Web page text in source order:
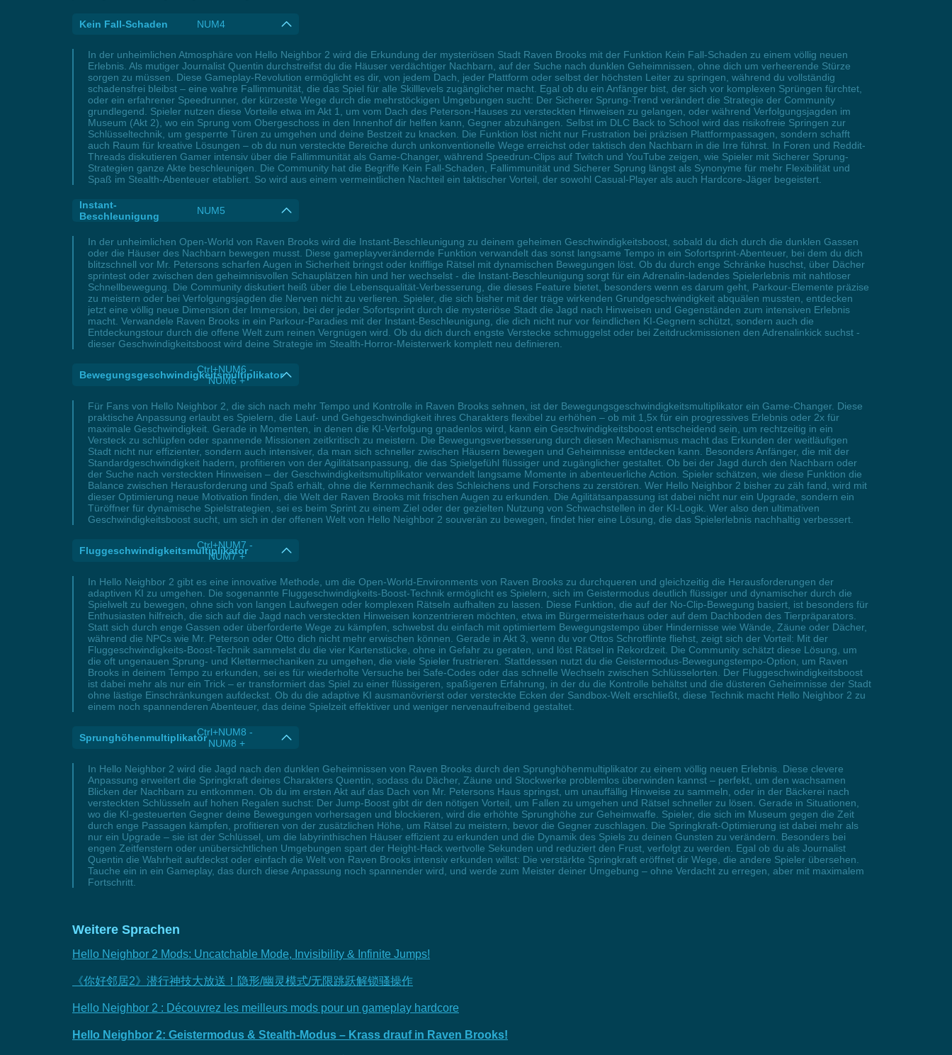
Kein Fall-Schaden NUM4
In der unheimlichen Atmosphäre von Hello Neighbor 2 wird die Erkundung der mysteriösen Stadt Raven Brooks mit der Funktion Kein Fall-Schaden zu einem völlig neuen
Erlebnis. Als mutiger Journalist Quentin durchstreifst du die Häuser verdächtiger Nachbarn, auf der Suche nach dunklen Geheimnissen, ohne dich um verheerende Stürze
sorgen zu müssen. Diese Gameplay-Revolution ermöglicht es dir, von jedem Dach, jeder Plattform oder selbst der höchsten Leiter zu springen, während du vollständig
schadensfrei bleibst – eine wahre Fallimmunität, die das Spiel für alle Skilllevels zugänglicher macht. Egal ob du ein Anfänger bist, der sich vor komplexen Sprüngen fürchtet,
oder ein erfahrener Speedrunner, der kürzeste Wege durch die mehrstöckigen Umgebungen sucht: Der Sicherer Sprung-Trend verändert die Strategie der Community
grundlegend. Spieler nutzen diese Vorteile etwa im Akt 1, um vom Dach des Peterson-Hauses zu versteckten Hinweisen zu gelangen, oder während Verfolgungsjagden im
Museum (Akt 2), wo ein Sprung vom Obergeschoss in den Innenhof dir helfen kann, Gegner abzuhängen. Selbst im DLC Back to School wird das risikofreie Springen zur
Schlüsseltechnik, um gesperrte Türen zu umgehen und deine Bestzeit zu knacken. Die Funktion löst nicht nur Frustration bei präzisen Plattformpassagen, sondern schafft
auch Raum für kreative Lösungen – ob du nun versteckte Bereiche durch unkonventionelle Wege erreichst oder taktisch den Nachbarn in die Irre führst. In Foren und Reddit-
Threads diskutieren Gamer intensiv über die Fallimmunität als Game-Changer, während Speedrun-Clips auf Twitch und YouTube zeigen, wie Spieler mit Sicherer Sprung-
Strategien ganze Akte beschleunigen. Die Community hat die Begriffe Kein Fall-Schaden, Fallimmunität und Sicherer Sprung längst als Synonyme für mehr Flexibilität und
Spaß im Stealth-Abenteuer etabliert. So wird aus einem vermeintlichen Nachteil ein taktischer Vorteil, der sowohl Casual-Player als auch Hardcore-Jäger begeistert.
Instant-
Beschleunigung
NUM5
In der unheimlichen Open-World von Raven Brooks wird die Instant-Beschleunigung zu deinem geheimen Geschwindigkeitsboost, sobald du dich durch die dunklen Gassen
oder die Häuser des Nachbarn bewegen musst. Diese gameplayverändernde Funktion verwandelt das sonst langsame Tempo in ein Sofortsprint-Abenteuer, bei dem du dich
blitzschnell vor Mr. Petersons scharfen Augen in Sicherheit bringst oder knifflige Rätsel mit dynamischen Bewegungen löst. Ob du durch enge Schränke huschst, über Dächer
sprintest oder zwischen den geheimnisvollen Schauplätzen hin und her wechselst - die Instant-Beschleunigung sorgt für ein Adrenalin-ladendes Spielerlebnis mit nahtloser
Schnellbewegung. Die Community diskutiert heiß über die Lebensqualität-Verbesserung, die dieses Feature bietet, besonders wenn es darum geht, Parkour-Elemente präzise
zu meistern oder bei Verfolgungsjagden die Nerven nicht zu verlieren. Spieler, die sich bisher mit der träge wirkenden Grundgeschwindigkeit abquälen mussten, entdecken
jetzt eine völlig neue Dimension der Immersion, bei der jeder Sofortsprint durch die mysteriöse Stadt die Jagd nach Hinweisen und Gegenständen zum intensiven Erlebnis
macht. Verwandele Raven Brooks in ein Parkour-Paradies mit der Instant-Beschleunigung, die dich nicht nur vor feindlichen KI-Gegnern schützt, sondern auch die
Entdeckungstour durch die offene Welt zum reinen Vergnügen wird. Ob du dich durch engste Verstecke schmuggelst oder bei Zeitdruckmissionen den Adrenalinkick suchst -
dieser Geschwindigkeitsboost wird deine Strategie im Stealth-Horror-Meisterwerk komplett neu definieren.
Bewegungsgeschwindigkeitsmultiplikator
Ctrl+NUM6 -
NUM6 +
Für Fans von Hello Neighbor 2, die sich nach mehr Tempo und Kontrolle in Raven Brooks sehnen, ist der Bewegungsgeschwindigkeitsmultiplikator ein Game-Changer. Diese
praktische Anpassung erlaubt es Spielern, die Lauf- und Gehgeschwindigkeit ihres Charakters flexibel zu erhöhen – ob mit 1,5x für ein progressives Erlebnis oder 2x für
maximale Geschwindigkeit. Gerade in Momenten, in denen die KI-Verfolgung gnadenlos wird, kann ein Geschwindigkeitsboost entscheidend sein, um rechtzeitig in ein
Versteck zu schlüpfen oder spannende Missionen zeitkritisch zu meistern. Die Bewegungsverbesserung durch diesen Mechanismus macht das Erkunden der weitläufigen
Stadt nicht nur effizienter, sondern auch intensiver, da man sich schneller zwischen Häusern bewegen und Geheimnisse entdecken kann. Besonders Anfänger, die mit der
Standardgeschwindigkeit hadern, profitieren von der Agilitätsanpassung, die das Spielgefühl flüssiger und zugänglicher gestaltet. Ob bei der Jagd durch den Nachbarn oder
der Suche nach versteckten Hinweisen – der Geschwindigkeitsmultiplikator verwandelt langsame Momente in abenteuerliche Action. Spieler schätzen, wie diese Funktion die
Balance zwischen Herausforderung und Spaß erhält, ohne die Kernmechanik des Schleichens und Forschens zu zerstören. Wer Hello Neighbor 2 bisher zu zäh fand, wird mit
dieser Optimierung neue Motivation finden, die Welt der Raven Brooks mit frischen Augen zu erkunden. Die Agilitätsanpassung ist dabei nicht nur ein Upgrade, sondern ein
Türöffner für dynamische Spielstrategien, sei es beim Sprint zu einem Ziel oder der gezielten Nutzung von Schwachstellen in der KI-Logik. Wer also den ultimativen
Geschwindigkeitsboost sucht, um sich in der offenen Welt von Hello Neighbor 2 souverän zu bewegen, findet hier eine Lösung, die das Spielerlebnis nachhaltig verbessert.
Fluggeschwindigkeitsmultiplikator
Ctrl+NUM7 -
NUM7 +
In Hello Neighbor 2 gibt es eine innovative Methode, um die Open-World-Environments von Raven Brooks zu durchqueren und gleichzeitig die Herausforderungen der
adaptiven KI zu umgehen. Die sogenannte Fluggeschwindigkeits-Boost-Technik ermöglicht es Spielern, sich im Geistermodus deutlich flüssiger und dynamischer durch die
Spielwelt zu bewegen, ohne sich von langen Laufwegen oder komplexen Rätseln aufhalten zu lassen. Diese Funktion, die auf der No-Clip-Bewegung basiert, ist besonders für
Enthusiasten hilfreich, die sich auf die Jagd nach versteckten Hinweisen konzentrieren möchten, etwa im Bürgermeisterhaus oder auf dem Dachboden des Tierpräparators.
Statt sich durch enge Gassen oder überforderte Wege zu kämpfen, schwebst du einfach mit optimiertem Bewegungstempo über Hindernisse wie Wände, Zäune oder Dächer,
während die NPCs wie Mr. Peterson oder Otto dich nicht mehr erwischen können. Gerade in Akt 3, wenn du vor Ottos Schrotflinte fliehst, zeigt sich der Vorteil: Mit der
Fluggeschwindigkeits-Boost-Technik sammelst du die vier Kartenstücke, ohne in Gefahr zu geraten, und löst Rätsel in Rekordzeit. Die Community schätzt diese Lösung, um
die oft ungenauen Sprung- und Klettermechaniken zu umgehen, die viele Spieler frustrieren. Stattdessen nutzt du die Geistermodus-Bewegungstempo-Option, um Raven
Brooks in deinem Tempo zu erkunden, sei es für wiederholte Versuche bei Safe-Codes oder das schnelle Wechseln zwischen Schlüsselorten. Der Fluggeschwindigkeitsboost
ist dabei mehr als nur ein Trick – er transformiert das Spiel zu einer flüssigeren, spaßigeren Erfahrung, in der du die Kontrolle behältst und die düsteren Geheimnisse der Stadt
ohne lästige Einschränkungen aufdeckst. Ob du die adaptive KI ausmanövrierst oder versteckte Ecken der Sandbox-Welt erschließt, diese Technik macht Hello Neighbor 2 zu
einem noch spannenderen Abenteuer, das deine Spielzeit effektiver und weniger nervenaufreibend gestaltet.
SprunghöhenmultiplikatorCtrl+NUM8 -
NUM8 +
In Hello Neighbor 2 wird die Jagd nach den dunklen Geheimnissen von Raven Brooks durch den Sprunghöhenmultiplikator zu einem völlig neuen Erlebnis. Diese clevere
Anpassung erweitert die Springkraft deines Charakters Quentin, sodass du Dächer, Zäune und Stockwerke problemlos überwinden kannst – perfekt, um den wachsamen
Blicken der Nachbarn zu entkommen. Ob du im ersten Akt auf das Dach von Mr. Petersons Haus springst, um unauffällig Hinweise zu sammeln, oder in der Bäckerei nach
versteckten Schlüsseln auf hohen Regalen suchst: Der Jump-Boost gibt dir den nötigen Vorteil, um Fallen zu umgehen und Rätsel schneller zu lösen. Gerade in Situationen,
wo die KI-gesteuerten Gegner deine Bewegungen vorhersagen und blockieren, wird die erhöhte Sprunghöhe zur Geheimwaffe. Spieler, die sich im Museum gegen die Zeit
durch enge Passagen kämpfen, profitieren von der zusätzlichen Höhe, um Rätsel zu meistern, bevor die Gegner zuschlagen. Die Springkraft-Optimierung ist dabei mehr als
nur ein Upgrade – sie ist der Schlüssel, um die labyrinthischen Häuser effizient zu erkunden und die Dynamik des Spiels zu deinen Gunsten zu verändern. Besonders bei
engen Zeitfenstern oder unübersichtlichen Umgebungen spart der Height-Hack wertvolle Sekunden und reduziert den Frust, verfolgt zu werden. Egal ob du als Journalist
Quentin die Wahrheit aufdeckst oder einfach die Welt von Raven Brooks intensiv erkunden willst: Die verstärkte Springkraft eröffnet dir Wege, die andere Spieler übersehen.
Tauche ein in ein Gameplay, das durch diese Anpassung noch spannender wird, und werde zum Meister deiner Umgebung – ohne Verdacht zu erregen, aber mit maximalem
Fortschritt.
Weitere Sprachen
Hello Neighbor 2 Mods: Uncatchable Mode, Invisibility & Infinite Jumps!
《你好邻居2》潜行神技大放送！隐形/幽灵模式/无限跳跃解锁骚操作
Hello Neighbor 2 : Découvrez les meilleurs mods pour un gameplay hardcore
Hello Neighbor 2: Geistermodus & Stealth-Modus – Krass drauf in Raven Brooks!